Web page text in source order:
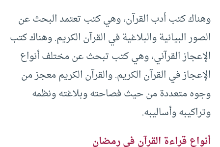
وهناك كتب أدب القرآن، وهي كتب تعتمد البحث عن
الصور البيانية والبلاغية في القرآن الكريم. وهناك كتب
الإعجاز القرآني، وهي كتب تبحث عن مختلف أنواع
الإعجاز في القرآن الكريم. والقرآن الكريم معجز من
وجوه متعددة من حيث فصاحته وبلاغته ونظمه
وتراكيبه وأساليبه.
أنواع قراءة القرآن في رمضان